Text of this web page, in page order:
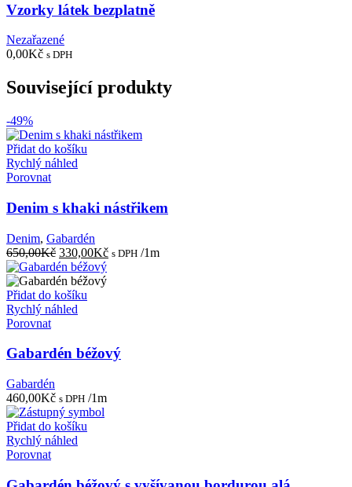
Vzorky látek bezplatně
Nezařazené
0,00Kč s DPH
Související produkty
-49%
Přidat do košíku
Rychlý náhled
Porovnat
Denim s khaki nástřikem
Denim, Gabardén
650,00Kč Původní
cena
byla:
650,00Kč.
330,00KčAktuální
s DPH /1m
Přidat do košíku
Rychlý náhled
Porovnat
Gabardén béžový
Gabardén
460,00Kč s DPH /1m
Přidat do košíku
Rychlý náhled
Porovnat